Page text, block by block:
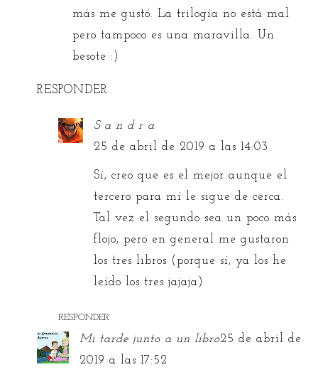
más me gustó. La trilogía no está mal
pero tampoco es una maravilla. Un
besote :)
RESPONDER
S a n d r a
25 de abril de 2019 a las 14:03
Sí, creo que es el mejor aunque el
tercero para mí le sigue de cerca.
Tal vez el segundo sea un poco más
flojo, pero en general me gustaron
los tres libros (porque sí, ya los he
leído los tres jajaja)
RESPONDER
Mi tarde junto a un libro25 de abril de
2019 a las 17:52